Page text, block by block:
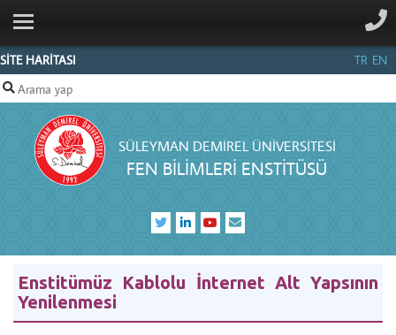
SİTE HARİTASI TR EN
SÜLEYMAN DEMIREL ÜNIVERSITESI
FEN BİLİMLERİ ENSTİTÜSÜ
ANA SAYFA
KURUMSAL
PERSONEL
ANABİLİM
DALLARI
SDÜFORMS
Enstitümüz Kablolu İnternet Alt Yapsının
Yenilenmesi